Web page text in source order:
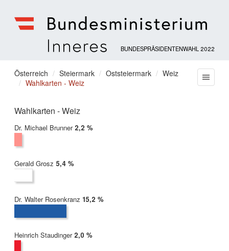
für
Inneres
BUNDESPRÄSIDENTENWAHL 2022
Sie
befinden
hier:
Österreich Steiermark Oststeiermark
Weiz
Wahlkarten - Weiz
Wahlkarten - Weiz
Dr. Michael Brunner 2022:
2,2 %
Gerald Grosz 2022:
5,4 %
Dr. Walter Rosenkranz 2022:
15,2 %
Heinrich Staudinger 2022:
2,0 %